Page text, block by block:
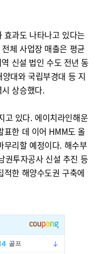
과도 나타나고 있다는
체 사업장 매출은 평균
신설 법인 수도 전년 동
대와 국립부경대 등 지
상승했다.
고 있다. 에이치라인해운
표한 데 이어 HMM도 올
무리할 예정이다. 해수부
권투자공사 신설 추진 등
적한 해양수도권 구축에